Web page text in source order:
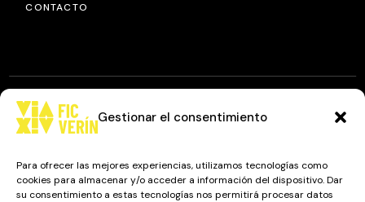
Gestionar el consentimiento
Para ofrecer las mejores experiencias, utilizamos tecnologías como
cookies para almacenar y/o acceder a información del dispositivo. Dar
su consentimiento a estas tecnologías nos permitirá procesar datos
CONTACTO